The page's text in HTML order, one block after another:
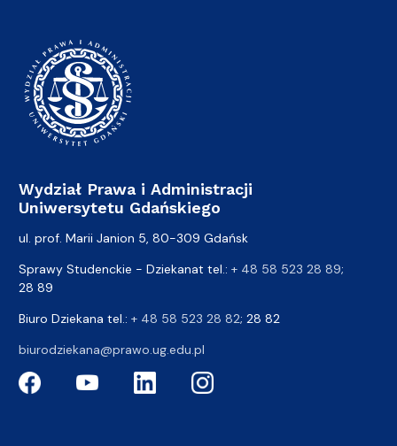
Wydział Prawa i Administracji
Uniwersytetu Gdańskiego
ul. prof. Marii Janion 5, 80-309 Gdańsk
Sprawy Studenckie - Dziekanat tel.: + 48 58 523 28 89;
28 89
Biuro Dziekana tel.: + 48 58 523 28 82; 28 82
biurodziekana@prawo.ug.edu.pl